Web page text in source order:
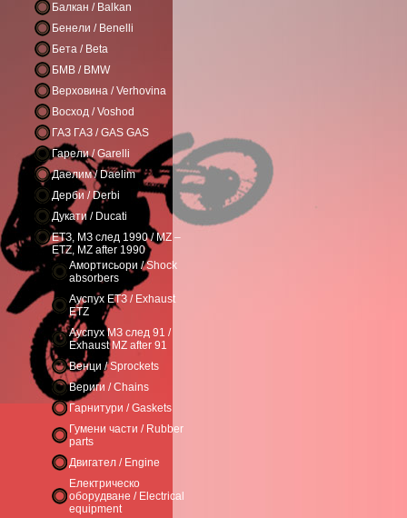
Балкан / Balkan
Бенели / Benelli
Бета / Beta
БМВ / BMW
Верховина / Verhovina
Восход / Voshod
ГАЗ ГАЗ / GAS GAS
Гарели / Garelli
Даелим / Daelim
Дерби / Derbi
Дукати / Ducati
ЕТЗ, МЗ след 1990 / MZ –
ETZ, MZ after 1990
Амортисьори / Shock
absorbers
Ауспух ЕТЗ / Exhaust
ETZ
Ауспух МЗ след 91 /
Exhaust MZ after 91
Венци / Sprockets
Вериги / Chains
Гарнитури / Gaskets
Гумени части / Rubber
parts
Двигател / Engine
Електрическо
оборудване / Electrical
equipment